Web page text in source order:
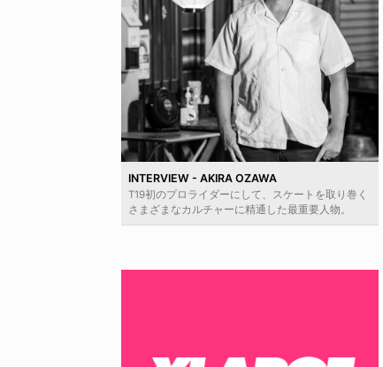
INTERVIEW - AKIRA OZAWA
T19初のプロライダーにして、スケートを取り巻く
さまざまなカルチャーに精通した最重要人物。